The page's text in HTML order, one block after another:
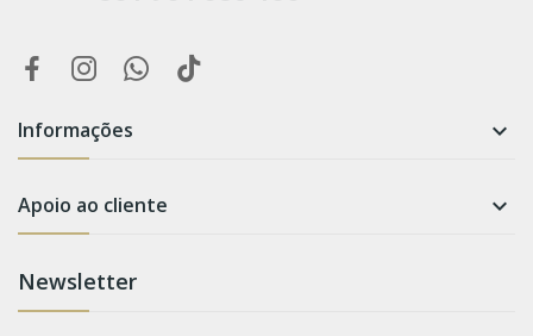
Informações 
Apoio ao cliente 
Newsletter